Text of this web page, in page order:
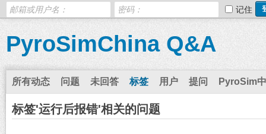
记住
PyroSimChina Q&A
所有动态 问题 未回答 标签 用户 提问 PyroSim
标签'运行后报错'相关的问题